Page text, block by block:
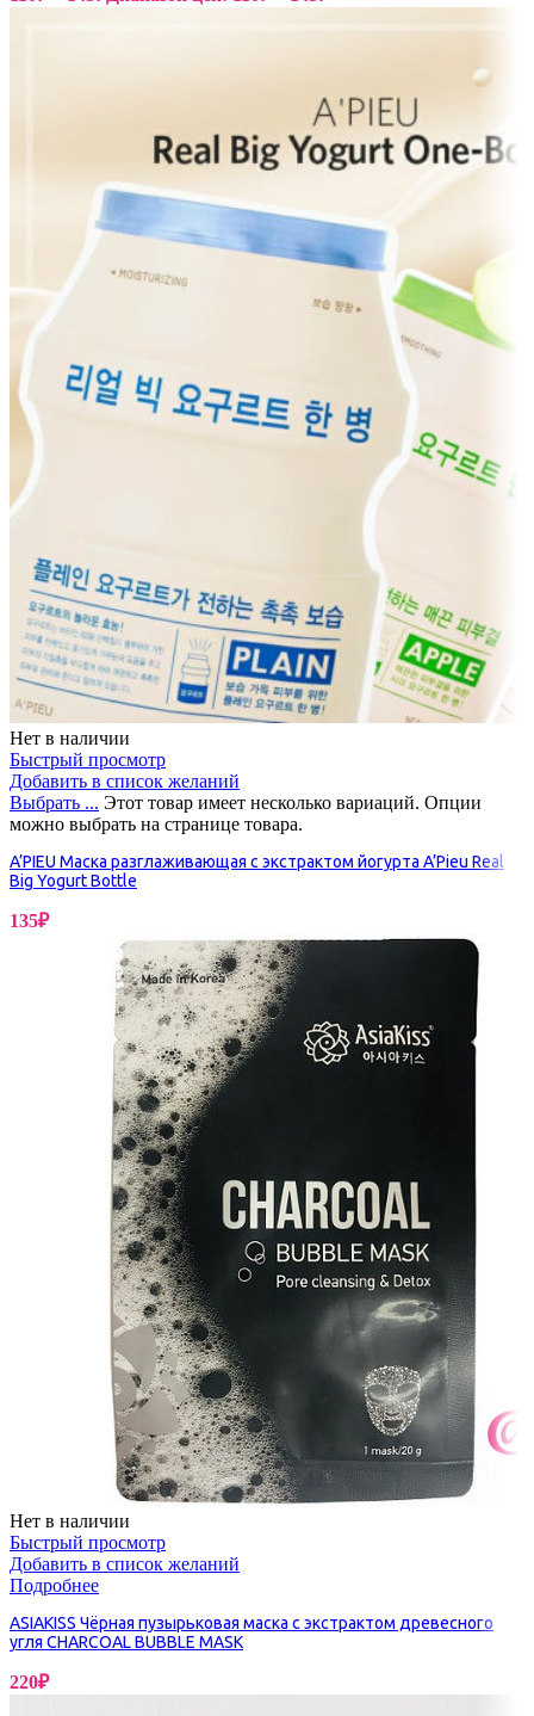
Нет в наличии
Быстрый просмотр
Добавить в список желаний
Выбрать ... Этот товар имеет несколько вариаций. Опции
можно выбрать на странице товара.
A’PIEU Маска разглаживающая с экстрактом йогурта A’Pieu Real
Big Yogurt Bottle
135₽
Нет в наличии
Быстрый просмотр
Добавить в список желаний
Подробнее
ASIAKISS Чёрная пузырьковая маска с экстрактом древесного
угля CHARCOAL BUBBLE MASK
220₽